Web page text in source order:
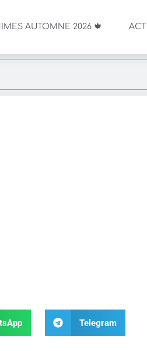
AUTOMNE 2026 🍁
Telegram